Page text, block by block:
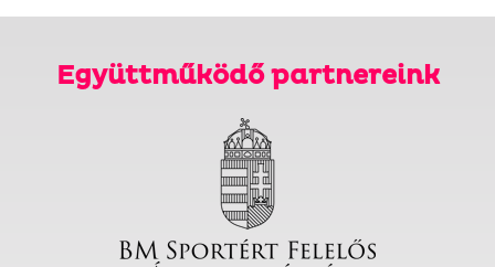
Együttműködő partnereink